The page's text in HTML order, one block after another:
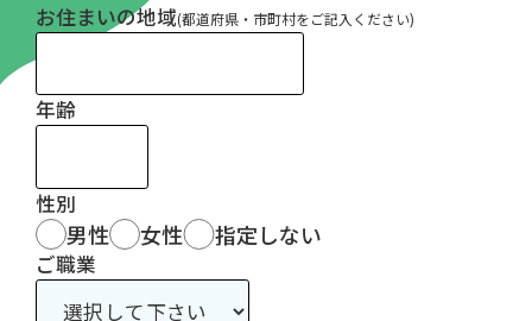
お住まいの地域(都道府県・市町村をご記入ください)
年齢
性別
男性 女性 指定しない
ご職業